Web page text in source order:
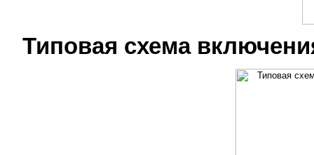
Типовая схема